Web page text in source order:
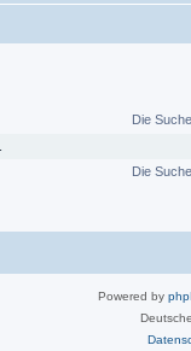
Die
Die
Powered by